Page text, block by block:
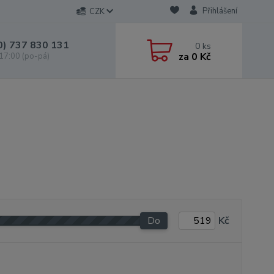
CZK Přihlášení
737 830 131
(po-pá)
0 ks
za 0 Kč
Do Kč